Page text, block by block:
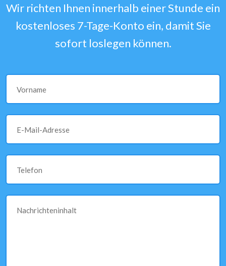
Wir richten Ihnen innerhalb einer Stunde ein
kostenloses 7-Tage-Konto ein, damit Sie
sofort loslegen können.
Vorname
E-Mail-Adresse
Telefon
Nachrichteninhalt